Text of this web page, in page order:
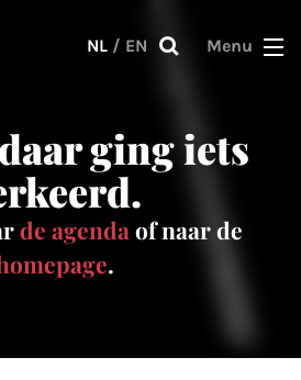
NL / EN Menu
ging iets
de agenda of naar de
.